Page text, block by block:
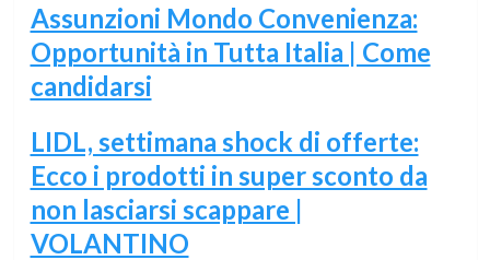
Assunzioni Mondo Convenienza:
Opportunità in Tutta Italia | Come
candidarsi
LIDL, settimana shock di offerte:
Ecco i prodotti in super sconto da
non lasciarsi scappare |
VOLANTINO